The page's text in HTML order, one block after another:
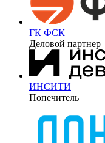
ГК ФСК
Деловой партнер
ИНСИТИ
Попечитель